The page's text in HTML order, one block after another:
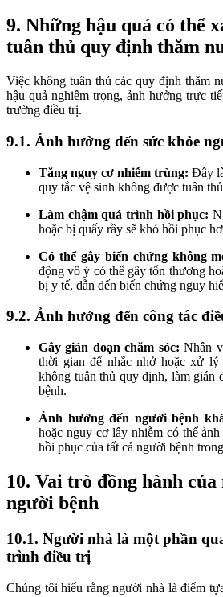
9. Những hậu quả có thể
tuân thủ quy định thăm
Việc không tuân thủ các quy định thăm
hậu quả nghiêm trọng, ảnh hưởng trực
trường điều trị.
9.1. Ảnh hưởng đến sức khỏe
Tăng nguy cơ nhiễm trùng: Đây
quy tắc vệ sinh không được tuân
Làm chậm quá trình hồi phục:
hoặc bị quấy rầy sẽ khó hồi phục
Có thể gây biến chứng không
động vô ý có thể gây tổn thương
bị y tế, dẫn đến biến chứng nguy
9.2. Ảnh hưởng đến công tác
Gây gián đoạn chăm sóc: Nhân
thời gian để nhắc nhở hoặc xử lý
không tuân thủ quy định, làm gián
bệnh.
Ảnh hưởng đến người bệnh
hoặc nguy cơ lây nhiễm có thể
hồi phục của tất cả người bệnh
10. Vai trò đồng hành
người bệnh
10.1. Người nhà là một phần
trình điều trị
Chúng tôi hiểu rằng người nhà là điểm